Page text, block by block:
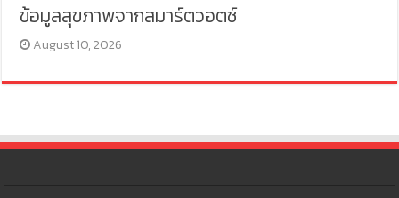
ข้อมูลสุขภาพจากสมาร์ตวอตช์
August 10, 2026